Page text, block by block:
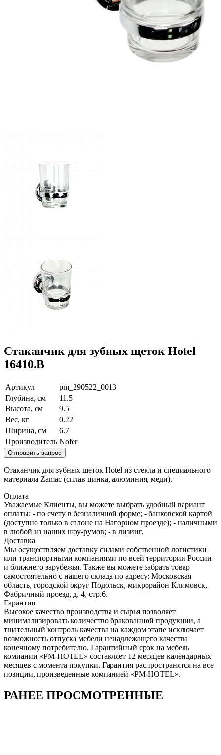
Стаканчик для зубных щеток Hotel
16410.B
Артикул
pm_290522_0013
Глубина, см
11.5
Высота, см
9.5
Вес, кг
0.22
Ширина, см
6.7
Производитель Nofer
Отправить запрос
Стаканчик для зубных щеток Hotel из стекла и специального
материала Zamac (сплав цинка, алюминия, меди).
Оплата
Уважаемые Клиенты, вы можете выбрать удобный вариант
оплаты: - по счету в безналичной форме; - банковской картой
(доступно только в салоне на Нагорном проезде); - наличными
в любой из наших шоу-румов; - в лизинг.
Доставка
Мы осуществляем доставку силами собственной логистики
или транспортными компаниями по всей территории России
и ближнего зарубежья. Также вы можете забрать товар
самостоятельно с нашего склада по адресу: Московская
область, городcкой округ Подольск, микрорайон Климовск,
Фабричный проезд, д. 4, стр.6.
Гарантия
Высокое качество производства и сырья позволяет
минимализировать количество бракованной продукции, а
тщательный контроль качества на каждом этапе исключает
возможность отпуска мебели ненадлежащего качества
конечному потребителю. Гарантийный срок на мебель
компании «PM-HOTEL» составляет 12 месяцев календарных
месяцев с момента покупки. Гарантия распространятся на все
позиции, произведенные компанией «PM-HOTEL».
РАНЕЕ ПРОСМОТРЕННЫЕ